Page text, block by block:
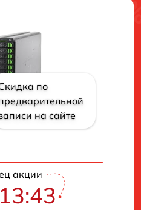
по
на сайте
акции